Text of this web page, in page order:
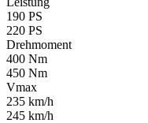
190 PS
220 PS
Drehmoment
400 Nm
450 Nm
Vmax
235 km/h
245 km/h